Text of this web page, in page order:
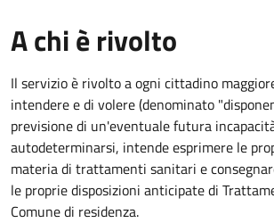
A chi è rivolto
Il servizio è rivolto a ogni cittadino
intendere e di volere (denominato
previsione di un'eventuale futura
autodeterminarsi, intende esprimere le
materia di trattamenti sanitari e
le proprie disposizioni anticipate di
Comune di residenza.